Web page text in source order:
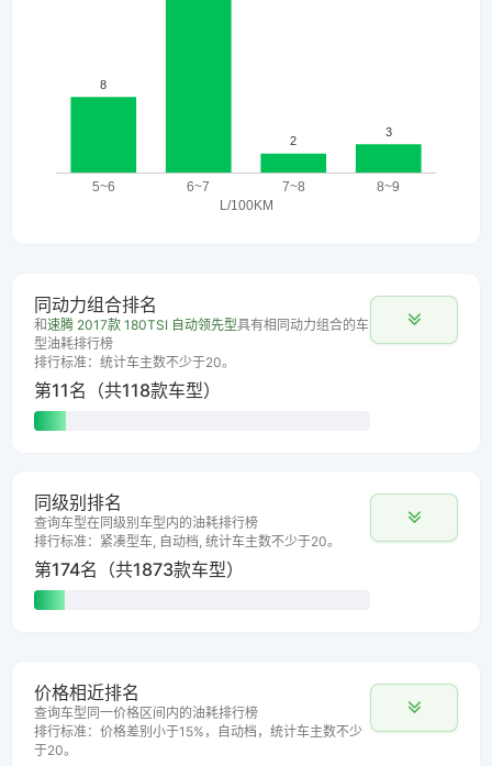
同动力组合排名
和速腾 2017款 180TSI 自动领先型具有相同动力组合的车
型油耗排行榜
排行标准：统计车主数不少于20。
第11名（共118款车型）
同级别排名
查询车型在同级别车型内的油耗排行榜
排行标准：紧凑型车, 自动档, 统计车主数不少于20。
第174名（共1873款车型）
价格相近排名
查询车型同一价格区间内的油耗排行榜
排行标准：价格差别小于15%，自动档，统计车主数不少
于20。